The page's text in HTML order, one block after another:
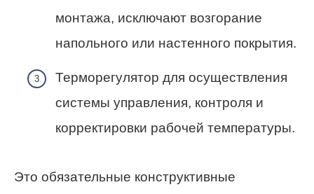
монтажа, исключают возгорание
напольного или настенного покрытия.
Терморегулятор для осуществления
системы управления, контроля и
корректировки рабочей температуры.
Это обязательные конструктивные